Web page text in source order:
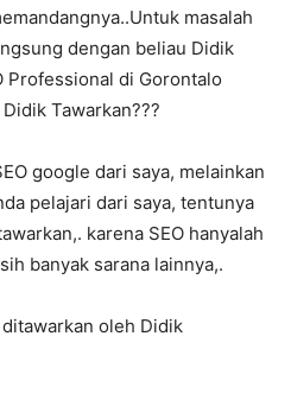
masalah
dengan beliau Didik
Professional di Gorontalo
Tawarkan???
google dari saya, melainkan
pelajari dari saya, tentunya
karena SEO hanyalah
banyak sarana lainnya,.
oleh Didik